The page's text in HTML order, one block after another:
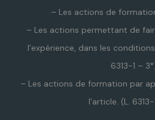
– Les actions de
– Les actions permettant de
l’expérience, dans les
6313-1 –
– Les actions de formation par
l’article. (L.